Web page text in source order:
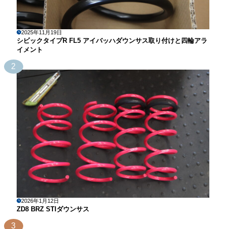
2025年11月19日
シビックタイプR FL5 アイバッハダウンサス取り付けと四輪アラ
イメント
2
2026年1月12日
ZD8 BRZ STIダウンサス
3